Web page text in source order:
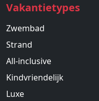
Vakantietypes
Zwembad
Strand
All-inclusive
Kindvriendelijk
Luxe